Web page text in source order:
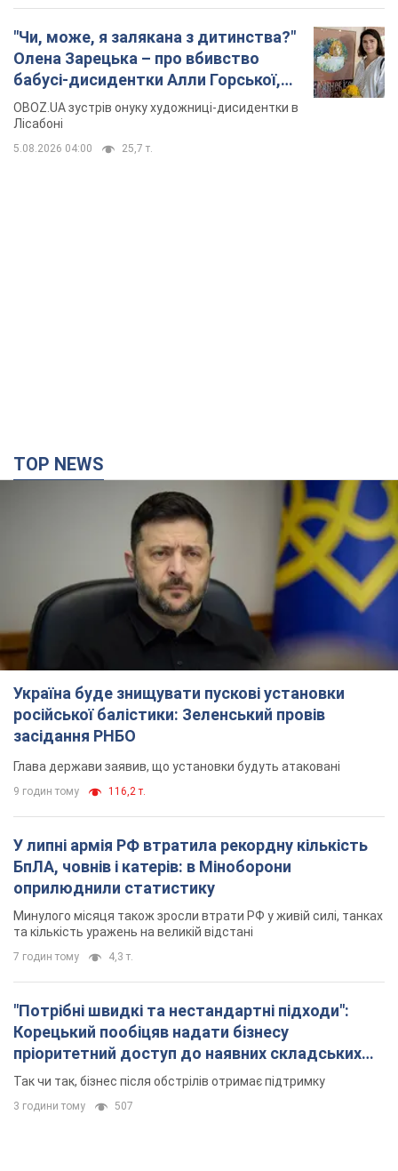
"Чи, може, я залякана з дитинства?"
Олена Зарецька – про вбивство
бабусі-дисидентки Алли Горської,
критику Дмитра Стуса та втечу в
Португалію з 5 дітьми
OBOZ.UA зустрів онуку художниці-дисидентки в
Лісабоні
5.08.2026 04:00 25,7 т.
TOP NEWS
Україна буде знищувати пускові установки
російської балістики: Зеленський провів
засідання РНБО
Глава держави заявив, що установки будуть атаковані
9 годин тому 116,2 т.
У липні армія РФ втратила рекордну кількість
БпЛА, човнів і катерів: в Міноборони
оприлюднили статистику
Минулого місяця також зросли втрати РФ у живій силі, танках
та кількість уражень на великій відстані
7 годин тому 4,3 т.
"Потрібні швидкі та нестандартні підходи":
Корецький пообіцяв надати бізнесу
пріоритетний доступ до наявних складських
приміщень
Так чи так, бізнес після обстрілів отримає підтримку
3 години тому 507